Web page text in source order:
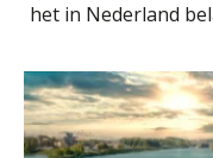
het in Nederland
Assistent
aaff